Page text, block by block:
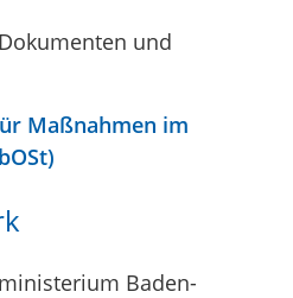
und
Maßnahmen im
Baden-